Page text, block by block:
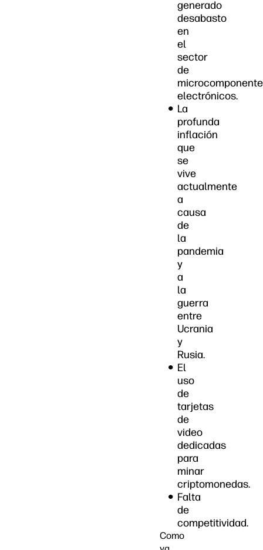
generado
desabasto
en
el
sector
de
electrónicos.
La
profunda
inflación
que
se
vive
actualmente
a
causa
de
la
pandemia
y
a
la
guerra
entre
Ucrania
y
Rusia.
El
uso
de
tarjetas
de
video
dedicadas
para
minar
criptomonedas.
Falta
de
competitividad.
Como